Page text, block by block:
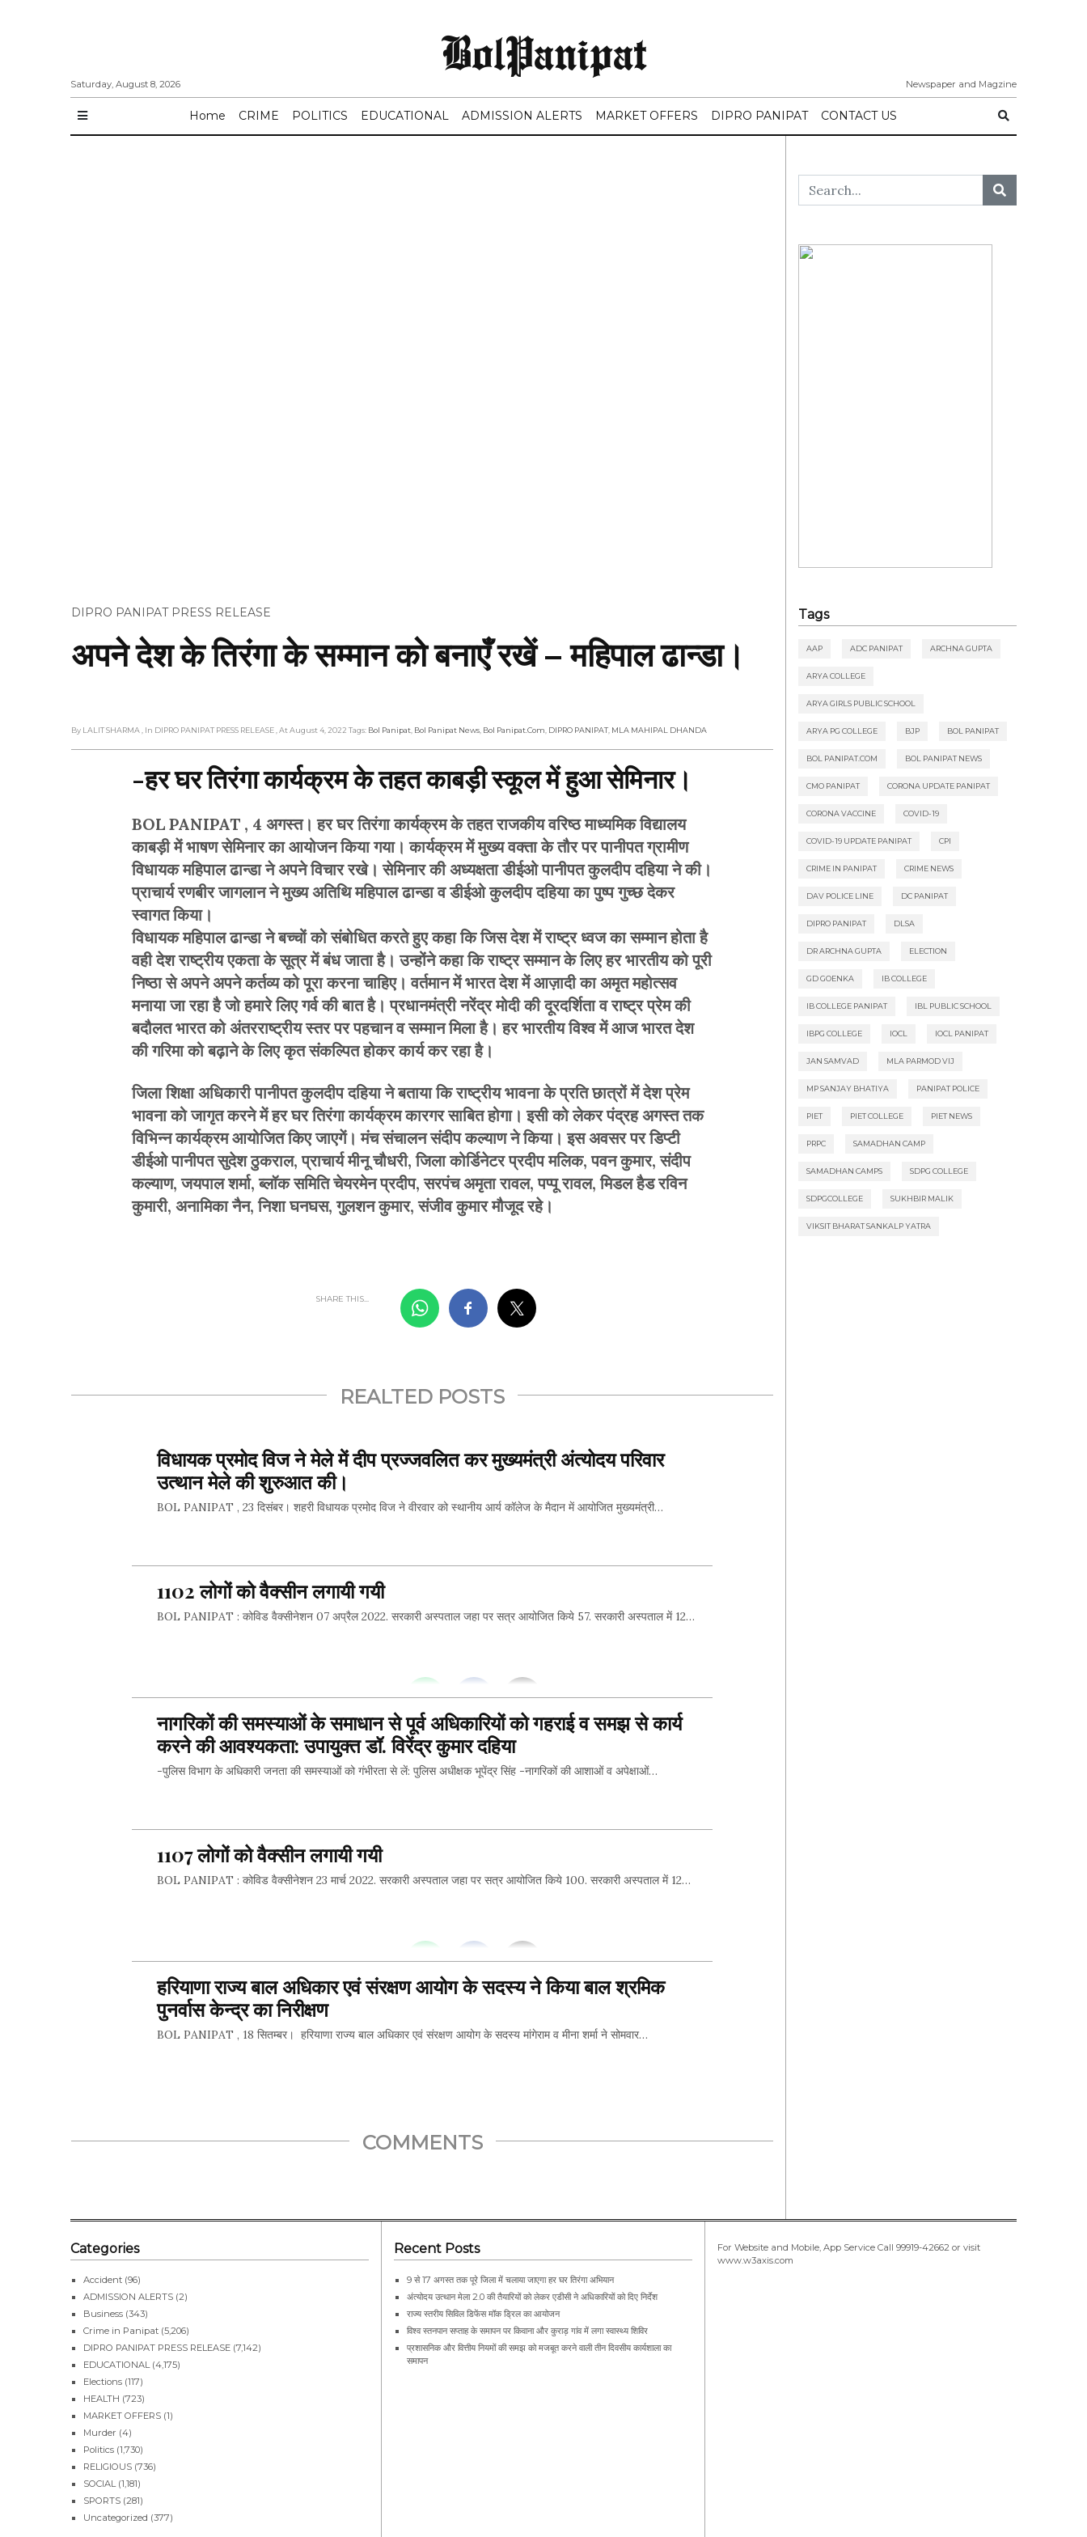
Saturday, August 8, 2026
BolPanipat
Newspaper and Magzine
Home CRIME POLITICS EDUCATIONAL ADMISSION ALERTS MARKET OFFERS DIPRO PANIPAT CONTACT US
DIPRO PANIPAT PRESS RELEASE
अपने देश के तिरंगा के सम्मान को बनाएँ रखें – महिपाल ढान्डा।
By LALIT SHARMA , In DIPRO PANIPAT PRESS RELEASE , At August 4, 2022 Tags: Bol Panipat Bol Panipat News Bol Panipat.com DIPRO PANIPAT MLA MAHIPAL DHANDA
-हर घर तिरंगा कार्यक्रम के तहत काबड़ी स्कूल में हुआ सेमिनार।
BOL PANIPAT , 4 अगस्त। हर घर तिरंगा कार्यक्रम के तहत राजकीय वरिष्ठ माध्यमिक विद्यालय
काबड़ी में भाषण सेमिनार का आयोजन किया गया। कार्यक्रम में मुख्य वक्ता के तौर पर पानीपत ग्रामीण
विधायक महिपाल ढान्डा ने अपने विचार रखे। सेमिनार की अध्यक्षता डीईओ पानीपत कुलदीप दहिया ने की।
प्राचार्य रणबीर जागलान ने मुख्य अतिथि महिपाल ढान्डा व डीईओ कुलदीप दहिया का पुष्प गुच्छ देकर
स्वागत किया।
विधायक महिपाल ढान्डा ने बच्चों को संबोधित करते हुए कहा कि जिस देश में राष्ट्र ध्वज का सम्मान होता है
वही देश राष्ट्रीय एकता के सूत्र में बंध जाता है। उन्होंने कहा कि राष्ट्र सम्मान के लिए हर भारतीय को पूरी
निष्ठा से अपने अपने कर्तव्य को पूरा करना चाहिए। वर्तमान में भारत देश में आज़ादी का अमृत महोत्सव
मनाया जा रहा है जो हमारे लिए गर्व की बात है। प्रधानमंत्री नरेंद्र मोदी की दूरदर्शिता व राष्ट्र प्रेम की
बदौलत भारत को अंतरराष्ट्रीय स्तर पर पहचान व सम्मान मिला है। हर भारतीय विश्व में आज भारत देश
की गरिमा को बढ़ाने के लिए कृत संकल्पित होकर कार्य कर रहा है।
जिला शिक्षा अधिकारी पानीपत कुलदीप दहिया ने बताया कि राष्ट्रीय भावना के प्रति छात्रों में देश प्रेम
भावना को जागृत करने में हर घर तिरंगा कार्यक्रम कारगर साबित होगा। इसी को लेकर पंद्रह अगस्त तक
विभिन्न कार्यक्रम आयोजित किए जाएगें। मंच संचालन संदीप कल्याण ने किया। इस अवसर पर डिप्टी
डीईओ पानीपत सुदेश ठुकराल, प्राचार्य मीनू चौधरी, जिला कोर्डिनेटर प्रदीप मलिक, पवन कुमार, संदीप
कल्याण, जयपाल शर्मा, ब्लॉक समिति चेयरमेन प्रदीप, सरपंच अमृता रावल, पप्पू रावल, मिडल हैड रविन
कुमारी, अनामिका नैन, निशा घनघस, गुलशन कुमार, संजीव कुमार मौजूद रहे।
SHARE THIS...
REALTED POSTS
विधायक प्रमोद विज ने मेले में दीप प्रज्जवलित कर मुख्यमंत्री अंत्योदय परिवार
उत्थान मेले की शुरुआत की।
BOL PANIPAT , 23 दिसंबर। शहरी विधायक प्रमोद विज ने वीरवार को स्थानीय आर्य कॉलेज के मैदान में आयोजित मुख्यमंत्री…
1102 लोगों को वैक्सीन लगायी गयी
BOL PANIPAT : कोविड वैक्सीनेशन 07 अप्रैल 2022. सरकारी अस्पताल जहा पर सत्र आयोजित किये 57. सरकारी अस्पताल में 12…
नागरिकों की समस्याओं के समाधान से पूर्व अधिकारियों को गहराई व समझ से कार्य
करने की आवश्यकता: उपायुक्त डॉ. विरेंद्र कुमार दहिया
-पुलिस विभाग के अधिकारी जनता की समस्याओं को गंभीरता से लें: पुलिस अधीक्षक भूपेंद्र सिंह -नागरिकों की आशाओं व अपेक्षाओं…
1107 लोगों को वैक्सीन लगायी गयी
BOL PANIPAT : कोविड वैक्सीनेशन 23 मार्च 2022. सरकारी अस्पताल जहा पर सत्र आयोजित किये 100. सरकारी अस्पताल में 12…
हरियाणा राज्य बाल अधिकार एवं संरक्षण आयोग के सदस्य ने किया बाल श्रमिक
पुनर्वास केन्द्र का निरीक्षण
BOL PANIPAT , 18 सितम्बर। हरियाणा राज्य बाल अधिकार एवं संरक्षण आयोग के सदस्य मांगेराम व मीना शर्मा ने सोमवार…
COMMENTS
Tags
AAP ADC PANIPAT ARCHNA GUPTA
ARYA COLLEGE
ARYA GIRLS PUBLIC SCHOOL
ARYA PG COLLEGE BJP BOL PANIPAT
BOL PANIPAT.COM BOL PANIPAT NEWS
CMO PANIPAT CORONA UPDATE PANIPAT
CORONA VACCINE COVID-19
COVID-19 UPDATE PANIPAT CPI
CRIME IN PANIPAT CRIME NEWS
DAV POLICE LINE DC PANIPAT
DIPRO PANIPAT DLSA
DR ARCHNA GUPTA ELECTION
GD GOENKA IB COLLEGE
IB COLLEGE PANIPAT IBL PUBLIC SCHOOL
IBPG COLLEGE IOCL IOCL PANIPAT
JAN SAMVAD MLA PARMOD VIJ
MP SANJAY BHATIYA PANIPAT POLICE
PIET PIET COLLEGE PIET NEWS
PRPC SAMADHAN CAMP
SAMADHAN CAMPS SDPG COLLEGE
SDPGCOLLEGE SUKHBIR MALIK
VIKSIT BHARAT SANKALP YATRA
Categories
Accident (96)
ADMISSION ALERTS (2)
Business (343)
Crime in Panipat (5,206)
DIPRO PANIPAT PRESS RELEASE (7,142)
EDUCATIONAL (4,175)
Elections (117)
HEALTH (723)
MARKET OFFERS (1)
Murder (4)
Politics (1,730)
RELIGIOUS (736)
SOCIAL (1,181)
SPORTS (281)
Uncategorized (377)
Recent Posts
9 से 17 अगस्त तक पूरे जिला में चलाया जाएगा हर घर तिरंगा अभियान
अंत्योदय उत्थान मेला 2.0 की तैयारियों को लेकर एडीसी ने अधिकारियों को दिए निर्देश
राज्य स्तरीय सिविल डिफेंस मॉक ड्रिल का आयोजन
विश्व स्तनपान सप्ताह के समापन पर किवाना और कुराड़ गांव में लगा स्वास्थ्य शिविर
प्रशासनिक और वित्तीय नियमों की समझ को मजबूत करने वाली तीन दिवसीय कार्यशाला का
समापन
For Website and Mobile, App Service Call 99919-42662 or visit
www.w3axis.com